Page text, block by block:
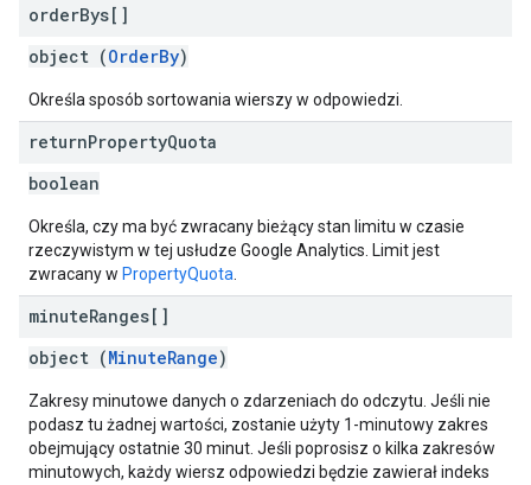
orderBys[]
object (OrderBy)
Określa sposób sortowania wierszy w odpowiedzi.
returnPropertyQuota
boolean
Określa, czy ma być zwracany bieżący stan limitu w czasie
rzeczywistym w tej usłudze Google Analytics. Limit jest
zwracany w PropertyQuota
minuteRanges[]
object (MinuteRange)
Zakresy minutowe danych o zdarzeniach do odczytu. Jeśli nie
podasz tu żadnej wartości, zostanie użyty 1-minutowy zakres
obejmujący ostatnie 30 minut. Jeśli poprosisz o kilka zakresów
minutowych, każdy wiersz odpowiedzi będzie zawierał indeks